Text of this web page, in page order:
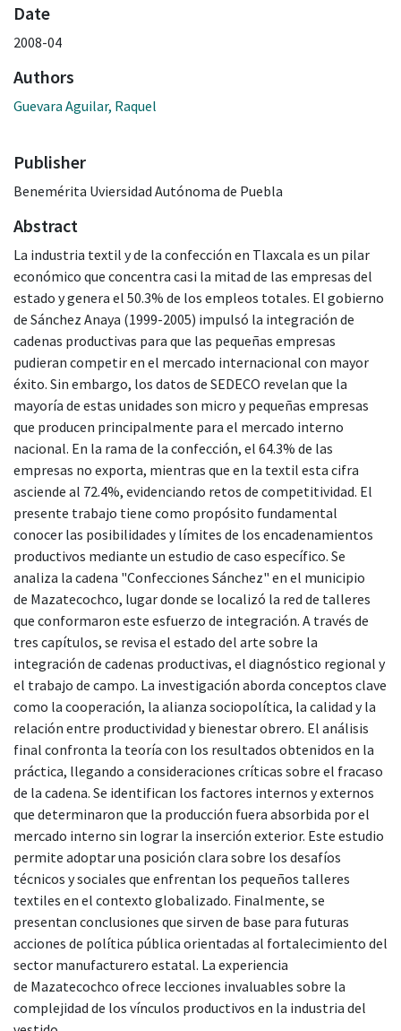
Date
2008-04
Authors
Guevara Aguilar, Raquel
Publisher
Benemérita Uviersidad Autónoma de Puebla
Abstract
La industria textil y de la confección en Tlaxcala es un pilar
económico que concentra casi la mitad de las empresas del
estado y genera el 50.3% de los empleos totales. El gobierno
de Sánchez Anaya (1999-2005) impulsó la integración de
cadenas productivas para que las pequeñas empresas
pudieran competir en el mercado internacional con mayor
éxito. Sin embargo, los datos de SEDECO revelan que la
mayoría de estas unidades son micro y pequeñas empresas
que producen principalmente para el mercado interno
nacional. En la rama de la confección, el 64.3% de las
empresas no exporta, mientras que en la textil esta cifra
asciende al 72.4%, evidenciando retos de competitividad. El
presente trabajo tiene como propósito fundamental
conocer las posibilidades y límites de los encadenamientos
productivos mediante un estudio de caso específico. Se
analiza la cadena "Confecciones Sánchez" en el municipio
de Mazatecochco, lugar donde se localizó la red de talleres
que conformaron este esfuerzo de integración. A través de
tres capítulos, se revisa el estado del arte sobre la
integración de cadenas productivas, el diagnóstico regional y
el trabajo de campo. La investigación aborda conceptos clave
como la cooperación, la alianza sociopolítica, la calidad y la
relación entre productividad y bienestar obrero. El análisis
final confronta la teoría con los resultados obtenidos en la
práctica, llegando a consideraciones críticas sobre el fracaso
de la cadena. Se identifican los factores internos y externos
que determinaron que la producción fuera absorbida por el
mercado interno sin lograr la inserción exterior. Este estudio
permite adoptar una posición clara sobre los desafíos
técnicos y sociales que enfrentan los pequeños talleres
textiles en el contexto globalizado. Finalmente, se
presentan conclusiones que sirven de base para futuras
acciones de política pública orientadas al fortalecimiento del
sector manufacturero estatal. La experiencia
de Mazatecochco ofrece lecciones invaluables sobre la
complejidad de los vínculos productivos en la industria del